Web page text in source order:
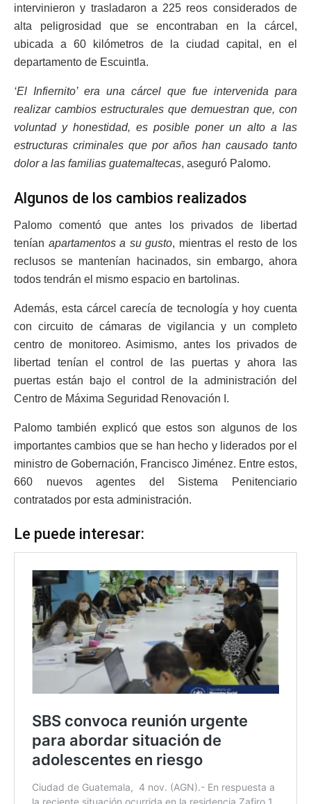
intervinieron y trasladaron a 225 reos considerados de
alta peligrosidad que se encontraban en la cárcel,
ubicada a 60 kilómetros de la ciudad capital, en el
departamento de Escuintla.
‘El Infiernito’ era una cárcel que fue intervenida para
realizar cambios estructurales que demuestran que, con
voluntad y honestidad, es posible poner un alto a las
estructuras criminales que por años han causado tanto
dolor a las familias guatemaltecas, aseguró Palomo.
Algunos de los cambios realizados
Palomo comentó que antes los privados de libertad
tenían apartamentos a su gusto, mientras el resto de los
reclusos se mantenían hacinados, sin embargo, ahora
todos tendrán el mismo espacio en bartolinas.
Además, esta cárcel carecía de tecnología y hoy cuenta
con circuito de cámaras de vigilancia y un completo
centro de monitoreo. Asimismo, antes los privados de
libertad tenían el control de las puertas y ahora las
puertas están bajo el control de la administración del
Centro de Máxima Seguridad Renovación I.
Palomo también explicó que estos son algunos de los
importantes cambios que se han hecho y liderados por el
ministro de Gobernación, Francisco Jiménez. Entre estos,
660 nuevos agentes del Sistema Penitenciario
contratados por esta administración.
Le puede interesar: